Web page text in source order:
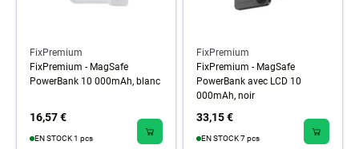
FixPremium
FixPremium - MagSafe
PowerBank 10 000mAh, blanc
16,57 €
EN STOCK 1 pcs
FixPremium
FixPremium - MagSafe
PowerBank avec LCD 10
000mAh, noir
33,15 €
EN STOCK 7 pcs